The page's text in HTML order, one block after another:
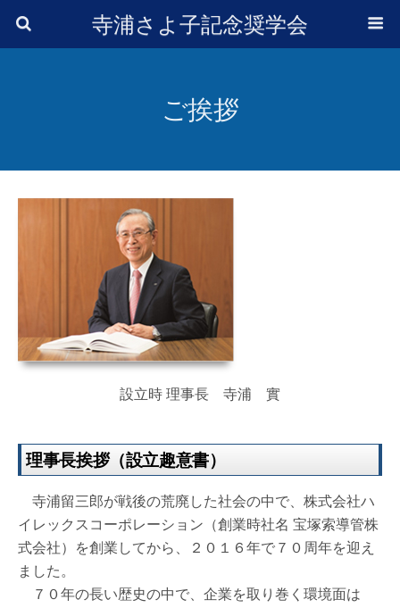
寺浦さよ子記念奨学会
ご挨拶
設立時 理事長 寺浦 實
理事長挨拶（設立趣意書）
寺浦留三郎が戦後の荒廃した社会の中で、株式会社ハ
イレックスコーポレーション（創業時社名 宝塚索導管株
式会社）を創業してから、２０１６年で７０周年を迎え
ました。
７０年の長い歴史の中で、企業を取り巻く環境面は